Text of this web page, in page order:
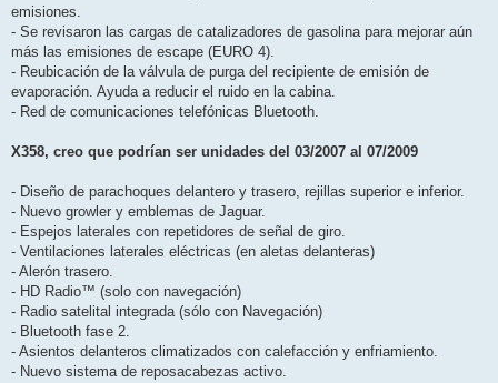
emisiones.
- Se revisaron las cargas de catalizadores de gasolina para mejorar aún
más las emisiones de escape (EURO 4).
- Reubicación de la válvula de purga del recipiente de emisión de
evaporación. Ayuda a reducir el ruido en la cabina.
- Red de comunicaciones telefónicas Bluetooth.
X358, creo que podrían ser unidades del 03/2007 al 07/2009
- Diseño de parachoques delantero y trasero, rejillas superior e inferior.
- Nuevo growler y emblemas de Jaguar.
- Espejos laterales con repetidores de señal de giro.
- Ventilaciones laterales eléctricas (en aletas delanteras)
- Alerón trasero.
- HD Radio™ (solo con navegación)
- Radio satelital integrada (sólo con Navegación)
- Bluetooth fase 2.
- Asientos delanteros climatizados con calefacción y enfriamiento.
- Nuevo sistema de reposacabezas activo.